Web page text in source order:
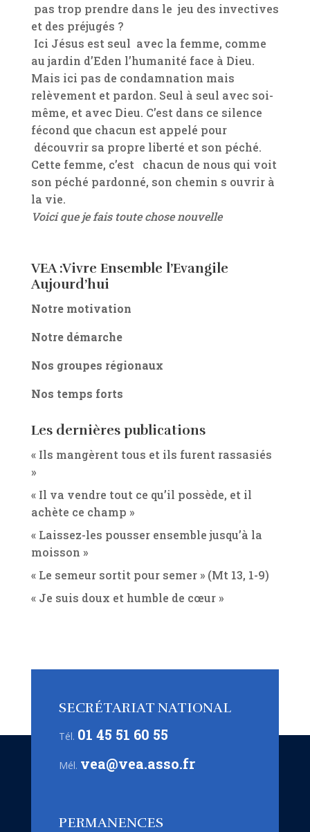
pas trop prendre dans le jeu des invectives
et des préjugés ?
Ici Jésus est seul avec la femme, comme
au jardin d’Eden l’humanité face à Dieu.
Mais ici pas de condamnation mais
relèvement et pardon. Seul à seul avec soi-
même, et avec Dieu. C’est dans ce silence
fécond que chacun est appelé pour
découvrir sa propre liberté et son péché.
Cette femme, c’est chacun de nous qui voit
son péché pardonné, son chemin s ouvrir à
la vie.
Voici que je fais toute chose nouvelle
VEA :Vivre Ensemble l’Evangile
Aujourd’hui
Notre motivation
Notre démarche
Nos groupes régionaux
Nos temps forts
Les dernières publications
« Ils mangèrent tous et ils furent rassasiés
»
« Il va vendre tout ce qu’il possède, et il
achète ce champ »
« Laissez-les pousser ensemble jusqu’à la
moisson »
« Le semeur sortit pour semer » (Mt 13, 1-9)
« Je suis doux et humble de cœur »
SECRÉTARIAT NATIONAL
Tél. 01 45 51 60 55
Mél. vea@vea.asso.fr
PERMANENCES